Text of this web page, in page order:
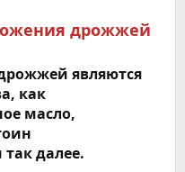
дрожжей
являются
как
масло,
далее.